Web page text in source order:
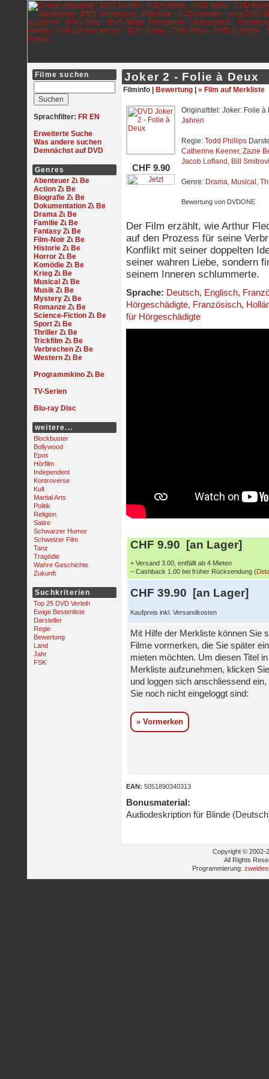
Filme suchen
Sprachfilter: FR EN
Erweiterte Suche
Was andere suchen
Demnächst auf DVD
Genres
Abenteuer
Action
Biografie
Dokumentation
Drama
Familie
Fantasy
Film-Noir
Historie
Horror
Komödie
Krieg
Musical
Musik
Mystery
Romanze
Science-Fiction
Sport
Thriller
Trickfilm
Verbrechen
Western
Programmkino
TV-Serien
Blu-ray Disc
weitere...
Blockbuster
Bollywood
Epos
Hörfilm
Independent
Kontroverse
Kult
Martial Arts
Politik
Religion
Satire
Schwarzer Humor
Schweizer Film
Tanz
Tragödie
Wahre Geschichte
Zukunft
Suchkriterien
Top 25 DVD Verleih
Ewige Bestenliste
Darsteller
Regie
Bewertung
Land
Jahr
FSK
Joker 2 - Folie à Deux
Filminfo | Bewertung » Film auf Merkliste
CHF 9.90
Originaltitel: Joker: Folie à
Jahren
Regie: Todd Phillips
Catherine Keener, Zazie
Jacob Lofland , Bill
Genre: Drama, Musical ,
Bewertung von DVDONE
Der Film erzählt, wie Arthur
auf den Prozess für seine
Konflikt mit seiner doppelten
seiner wahren Liebe, sondern
seinem Inneren schlummerte.
Sprache: Deutsch, Englisch,
Hörgeschädigte, Französisch,
für Hörgeschädigte
CHF 9.90 [an Lager]
+ Versand 3.00, entfällt ab 4 Mieten
− Cashback 1.00 bei früher Rücksendung (
CHF 39.90 [an Lager]
Kaufpreis inkl. Versandkosten
Mit Hilfe der Merkliste können Sie
Filme vormerken, die Sie später
mieten möchten. Um diesen Titel
Merkliste aufzunehmen, klicken
und loggen sich anschliessend ein,
Sie noch nicht eingeloggt sind:
» Vormerken
EAN: 5051890340313
Bonusmaterial:
Audiodeskription für Blinde
Copyright © 2002-
All Rights
Programmierung: